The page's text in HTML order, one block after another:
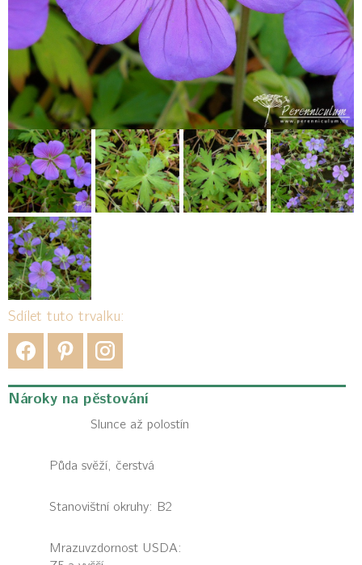
Sdílet tuto trvalku:
Nároky na pěstování
Slunce až polostín
Půda svěží, čerstvá
Stanovištní okruhy: B2
Mrazuvzdornost USDA: